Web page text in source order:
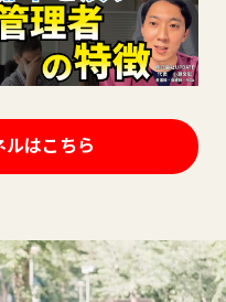
はこちら